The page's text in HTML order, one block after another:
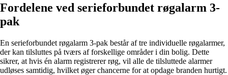
Fordelene ved serieforbundet røgalarm 3-
pak
En serieforbundet røgalarm 3-pak består af tre individuelle røgalarmer,
der kan tilsluttes på tværs af forskellige områder i din bolig. Dette
sikrer, at hvis én alarm registrerer røg, vil alle de tilsluttede alarmer
udløses samtidig, hvilket øger chancerne for at opdage branden hurtigt.